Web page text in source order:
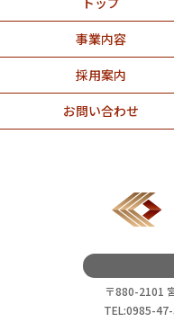
事業内容
採用案内
お問い合わせ
〒880-2101
TEL:0985-